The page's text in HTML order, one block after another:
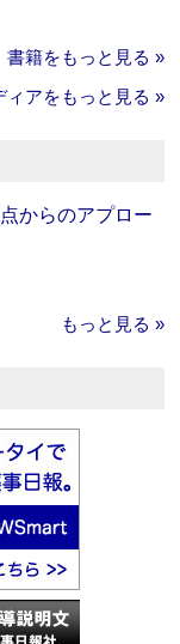
書籍をもっと見る »
ィアをもっと見る »
からのアプロー
もっと見る »